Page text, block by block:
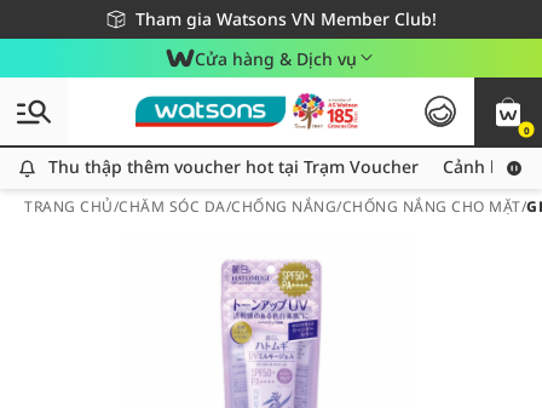
Tham gia Watsons VN Member Club!
Miễn phí giao hàng cho đơn hàng từ 249,000Đ
Giao hàng nhanh 24h - Áp dụng khu vực TP. Hồ Chí Minh
Cửa hàng & Dịch vụ
0
Thu thập thêm voucher hot tại Trạm Voucher
Thu thập thêm voucher hot tại Trạm Voucher Cảnh báo
TRANG CHỦ/CHĂM SÓC DA/CHỐNG NẮNG/CHỐNG NẮNG CHO MẶT/